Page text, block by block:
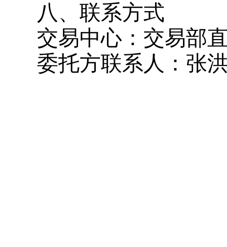
八、联系方式
交易中心： 交易部
委托方联系人： 张